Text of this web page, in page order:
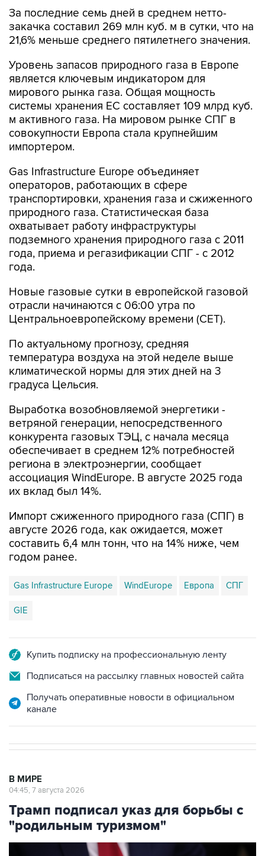
За последние семь дней в среднем нетто-
закачка составил 269 млн куб. м в сутки, что на
21,6% меньше среднего пятилетнего значения.
Уровень запасов природного газа в Европе
является ключевым индикатором для
мирового рынка газа. Общая мощность
системы хранения ЕС составляет 109 млрд куб.
м активного газа. На мировом рынке СПГ в
совокупности Европа стала крупнейшим
импортером.
Gas Infrastructure Europe объединяет
операторов, работающих в сфере
транспортировки, хранения газа и сжиженного
природного газа. Статистическая база
охватывает работу инфраструктуры
подземного хранения природного газа с 2011
года, приема и регазификации СПГ - с 2012
года.
Новые газовые сутки в европейской газовой
отрасли начинаются c 06:00 утра по
Центральноевропейскому времени (CET).
По актуальному прогнозу, средняя
температура воздуха на этой неделе выше
климатической нормы для этих дней на 3
градуса Цельсия.
Выработка возобновляемой энергетики -
ветряной генерации, непосредственного
конкурента газовых ТЭЦ, с начала месяца
обеспечивает в среднем 12% потребностей
региона в электроэнергии, сообщает
ассоциация WindEurope. В августе 2025 года
их вклад был 14%.
Импорт сжиженного природного газа (СПГ) в
августе 2026 года, как ожидается, может
составить 6,4 млн тонн, что на 14% ниже, чем
годом ранее.
Gas Infrastructure Europe WindEurope Европа СПГ
GIE
Купить подписку на профессиональную ленту
Подписаться на рассылку главных новостей сайта
Получать оперативные новости в официальном
канале
В МИРЕ
04:45, 7 августа 2026
Трамп подписал указ для борьбы с
"родильным туризмом"